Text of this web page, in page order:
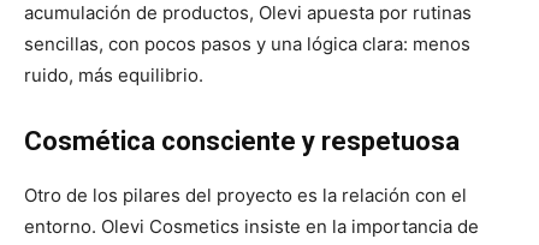
acumulación de productos, Olevi apuesta por rutinas
sencillas, con pocos pasos y una lógica clara: menos
ruido, más equilibrio.
Cosmética consciente y respetuosa
Otro de los pilares del proyecto es la relación con el
entorno. Olevi Cosmetics insiste en la importancia de